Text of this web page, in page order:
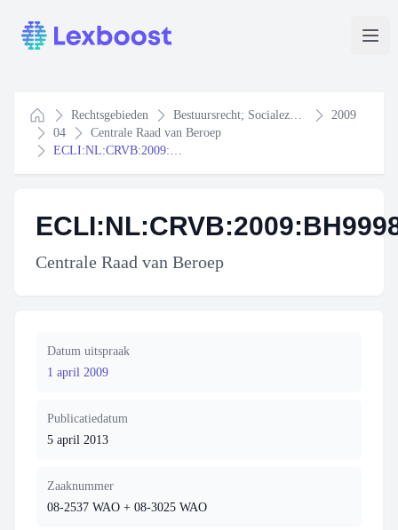
Lexboost
Home
Rechtsgebieden Bestuursrecht; Socialezekerheidsrecht
2009
04
Centrale Raad van Beroep
ECLI:NL:CRVB:2009:BH9998
Centrale Raad van Beroep
Datum uitspraak
1 april 2009
Publicatiedatum
5 april 2013
Zaaknummer
08-2537 WAO + 08-3025 WAO